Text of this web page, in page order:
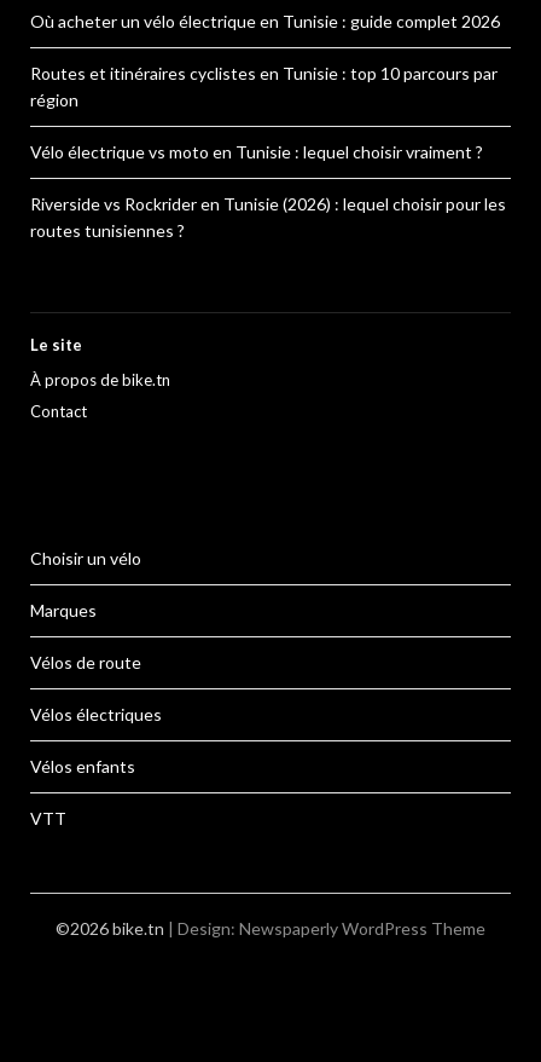
Où acheter un vélo électrique en Tunisie : guide complet 2026
Routes et itinéraires cyclistes en Tunisie : top 10 parcours par
région
Vélo électrique vs moto en Tunisie : lequel choisir vraiment ?
Riverside vs Rockrider en Tunisie (2026) : lequel choisir pour les
routes tunisiennes ?
Le site
À propos de bike.tn
Contact
Choisir un vélo
Marques
Vélos de route
Vélos électriques
Vélos enfants
VTT
©2026 bike.tn | Design: Newspaperly WordPress Theme